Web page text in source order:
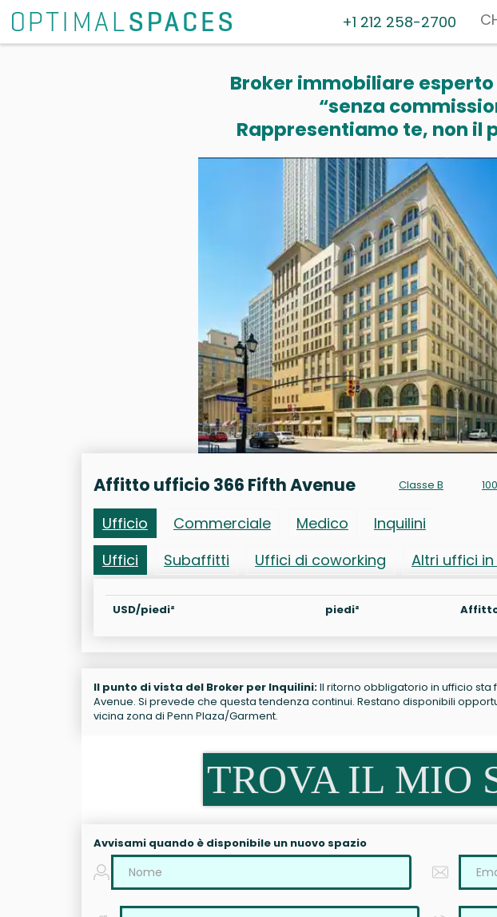
+1 212 258-2700
Broker immobiliare
“senza
Rappresentiamo te, non il
Affitto ufficio 366 Fifth Avenue Classe B
Ufficio Commerciale Medico
Inquilini
Uffici
Subaffitti Uffici di coworking Altri uffici
USD/piedi² piedi²
Il punto di vista del Broker per Inquilini:Il ritorno obbligatorio in ufficio sta
Avenue. Si prevede che questa tendenza continui. Restano disponibili
vicina zona di Penn Plaza/Garment.
TROVA IL MIO
Avvisami quando è disponibile un nuovo spazio